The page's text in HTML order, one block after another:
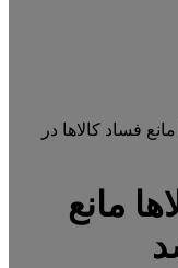
‌فساد‌ کالا‌ها در
مانع